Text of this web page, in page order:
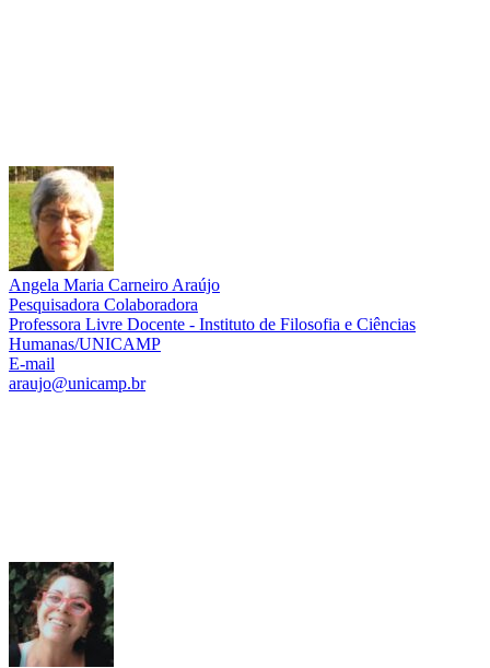
Angela Maria Carneiro Araújo
Pesquisadora Colaboradora
Professora Livre Docente - Instituto de Filosofia e Ciências
Humanas/UNICAMP
E-mail
araujo@unicamp.br